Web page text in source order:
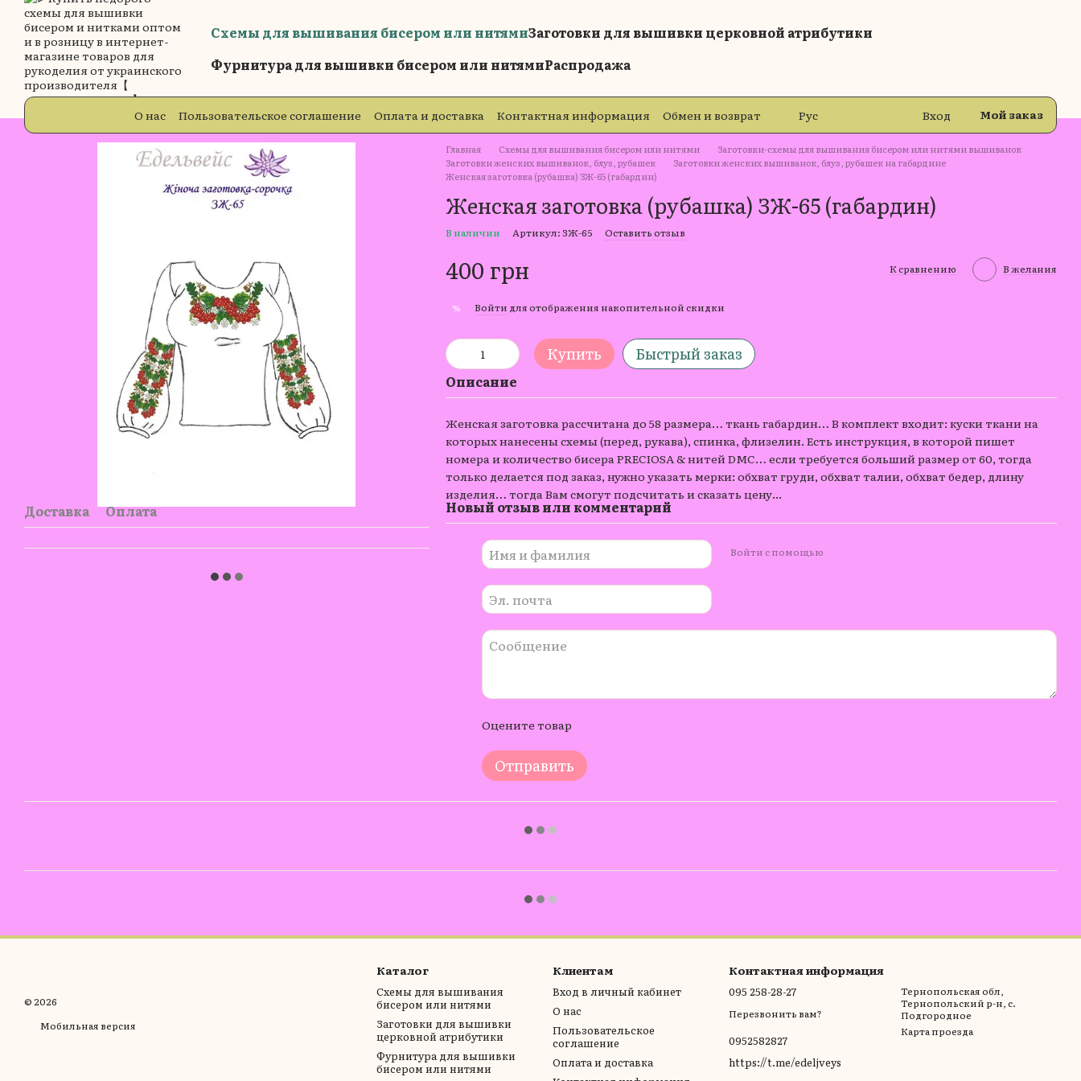
Перейти к основному контенту
Схемы для вышивания бисером или нитямиЗаготовки для вышивки церковной атрибутики
Фурнитура для вышивки бисером или нитямиРаспродажа
О нас Пользовательское соглашение Оплата и доставка Контактная информация
Обмен и возврат
Бренды
Блог Отзывы о магазине
Рус Вход Мой заказ
Доставка Оплата
Главная Схемы для вышивания бисером или нитями
Заготовки-схемы для вышивания бисером или нитями вышиванок
Заготовки женских вышиванок, блуз, рубашек
Заготовки женских вышиванок, блуз, рубашек на габардине
Женская заготовка (рубашка) ЗЖ-65 (габардин)
Женская заготовка (рубашка) ЗЖ-65 (габардин)
В наличии Артикул: ЗЖ-65 Оставить отзыв
400 грн К сравнению В желания
% Войти для отображения накопительной скидки
Купить Быстрый заказ
Описание
Женская заготовка рассчитана до 58 размера… ткань габардин… В комплект входит: куски ткани на
которых нанесены схемы (перед, рукава), спинка, флизелин. Есть инструкция, в которой пишет
номера и количество бисера PRECIOSA & нитей DMC… если требуется больший размер от 60, тогда
только делается под заказ, нужно указать мерки: обхват груди, обхват талии, обхват бедер, длину
изделия… тогда Вам смогут подсчитать и сказать цену...
Новый отзыв или комментарий
Войти с помощью
Оцените товар
Отправить
© 2026
Мобильная версия
Каталог
Схемы для вышивания
бисером или нитями
Заготовки для вышивки
церковной атрибутики
Фурнитура для вышивки
бисером или нитями
Клиентам
Вход в личный кабинет
О нас
Пользовательское
соглашение
Оплата и доставка
Контактная информация
095 258-28-27
Перезвонить вам?
0952582827
https://t.me/edeljveys
Тернопольская обл,
Тернопольский р-н, с.
Подгородное
Карта проезда